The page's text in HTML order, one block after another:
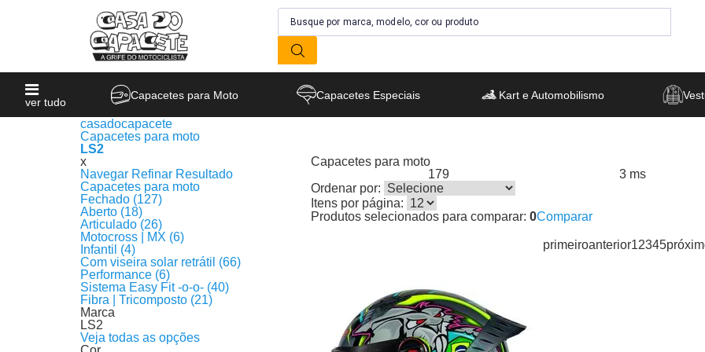
ver tudo
Capacetes para Moto Capacetes Especiais Kart e Automobilismo
casadocapacete
Capacetes para moto
LS2
x
Navegar Refinar Resultado
Capacetes para moto
Fechado (127)
Aberto (18)
Articulado (26)
Motocross | MX (6)
Infantil (4)
Com viseira solar retrátil (66)
Performance (6)
Sistema Easy Fit -o-o- (40)
Fibra | Tricomposto (21)
Marca
LS2
Veja todas as opções
Capacetes para moto
179
3 ms
Ordenar por:
Itens por página:
Produtos selecionados para comparar: 0Comparar
primeiroanterior12345